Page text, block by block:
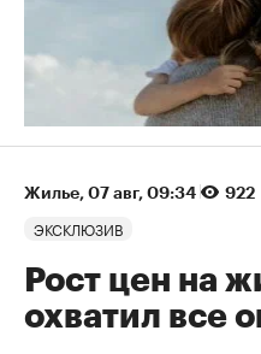
Жилье 07 авг, 09:34 922
ЭКСКЛЮЗИВ
Рост цен на
охватил все